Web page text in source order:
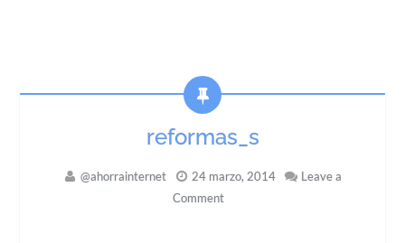
reformas_s
@ahorrainternet 24 marzo, 2014
Leave a
Comment